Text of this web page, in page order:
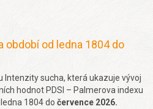
období od ledna 1804 do
sucha, která ukazuje vývoj
hodnot PDSI – Palmerova indexu
1804 do července 2026.